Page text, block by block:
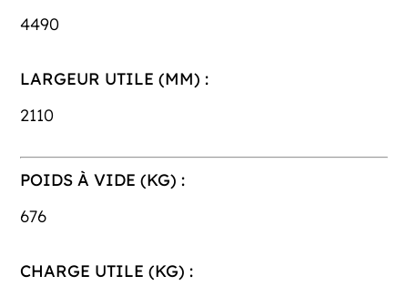
4490
LARGEUR UTILE (MM) :
2110
POIDS À VIDE (KG) :
676
CHARGE UTILE (KG) :